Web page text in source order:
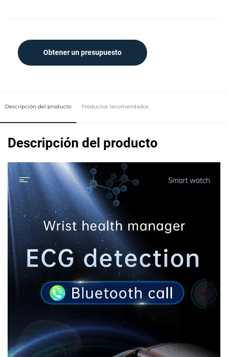
Obtener un presupuesto
Descripción del producto Productos recomendados
Descripción del producto